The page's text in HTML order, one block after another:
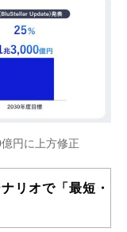
円に上方修正
リオで「最短・